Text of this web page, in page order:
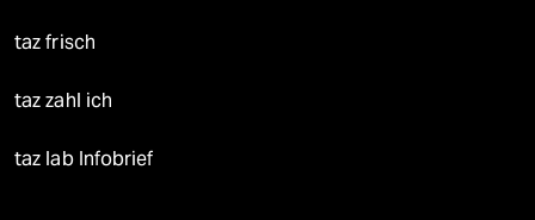
taz frisch
taz zahl ich
taz lab Infobrief